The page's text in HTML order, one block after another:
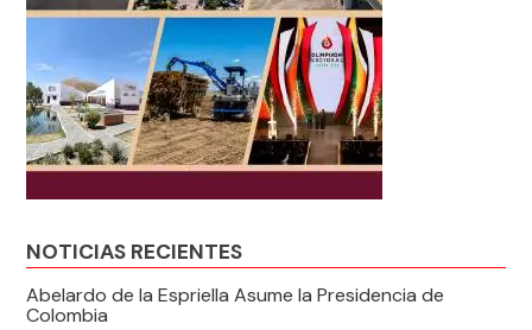
NOTICIAS RECIENTES
Abelardo de la Espriella Asume la Presidencia de
Colombia